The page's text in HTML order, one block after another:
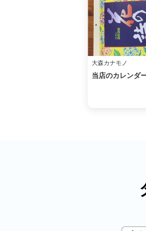
大森カナモノ
当店のカレンダ